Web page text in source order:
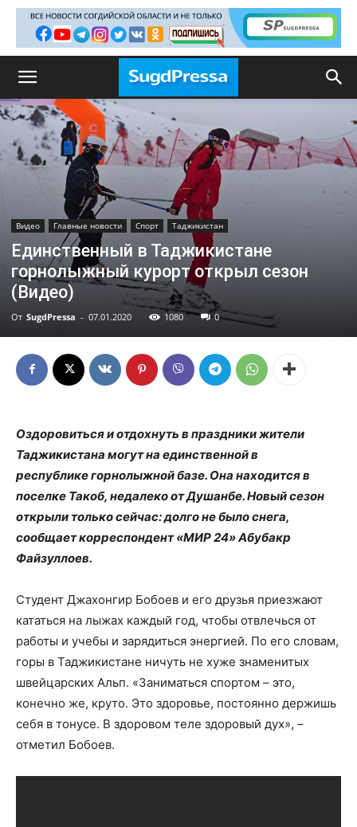
Видео Главные новости Спорт Таджикистан
Единственный в Таджикистане
горнолыжный курорт открыл сезон
(Видео)
От SugdPressa - 07.01.2020 1080 0
Оздоровиться и отдохнуть в праздники жители
Таджикистана могут на единственной в
республике горнолыжной базе. Она находится в
поселке Такоб, недалеко от Душанбе. Новый сезон
открыли только сейчас: долго не было снега,
сообщает корреспондент «МИР 24» Абубакр
Файзуллоев.
Студент Джахонгир Бобоев и его друзья приезжают
кататься на лыжах каждый год, чтобы отвлечься от
работы и учебы и зарядиться энергией. По его словам,
горы в Таджикистане ничуть не хуже знаменитых
швейцарских Альп. «Заниматься спортом – это,
конечно же, круто. Это здоровье, постоянно держишь
себя в тонусе. В здоровом теле здоровый дух», –
отметил Бобоев.